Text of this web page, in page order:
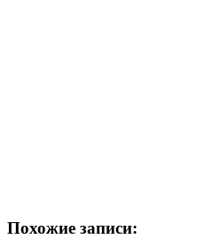
Похожие записи: